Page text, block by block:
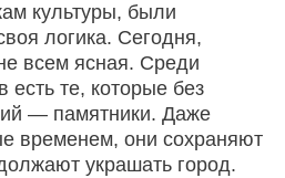
культуры, были
логика. Сегодня,
всем ясная. Среди
есть те, которые без
— памятники. Даже
временем, они сохраняют
украшать город.